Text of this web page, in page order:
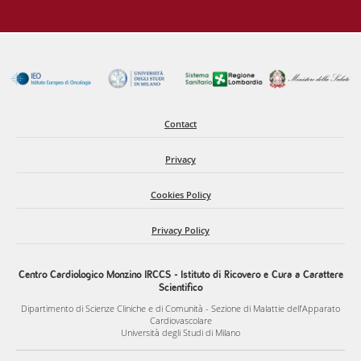
SIGNIFICANT SURVIVAL DISADVANTAGE FOR
Contact
Privacy
Cookies Policy
Privacy Policy
Centro Cardiologico Monzino IRCCS - Istituto di Ricovero e Cura a Carattere
Scientifico
Dipartimento di Scienze Cliniche e di Comunità - Sezione di Malattie dell’Apparato
Cardiovascolare
Università degli Studi di Milano